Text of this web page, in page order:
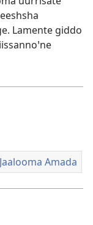
Lamente giddo
Amada